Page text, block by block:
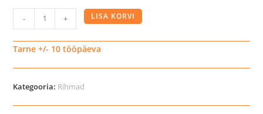
aadressiribaga
kassi
- + LISA KORVI
Tarne +/- 10 tööpäeva
Kategooria: Rihmad